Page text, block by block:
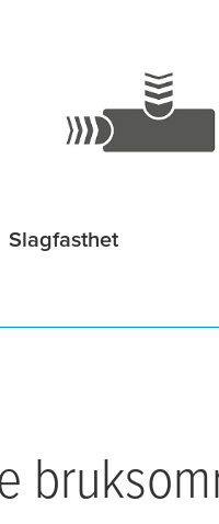
Slagfasthet